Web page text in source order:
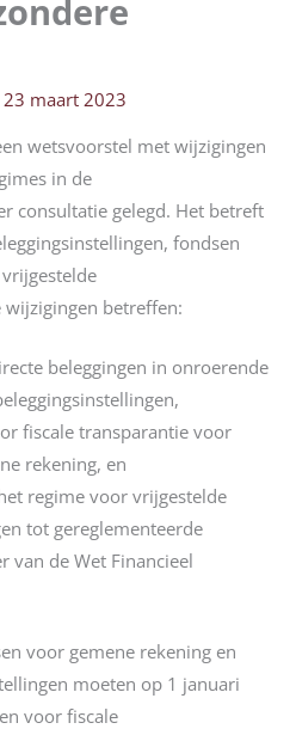
23 maart 2023
wetsvoorstel met wijzigingen
in de
consultatie gelegd. Het betreft
fondsen
wijzigingen betreffen:
beleggingen in onroerende
fiscale transparantie voor
rekening, en
regime voor vrijgestelde
tot gereglementeerde
van de Wet Financieel
voor gemene rekening en
moeten op 1 januari
voor fiscale